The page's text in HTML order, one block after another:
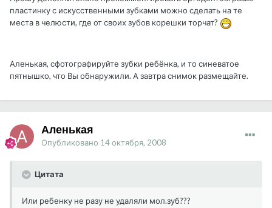
пластинку с искусственными зубками можно сделать на те
места в челюсти, где от своих зубов корешки торчат?
Аленькая, сфотографируйте зубки ребёнка, и то синеватое
пятнышко, что Вы обнаружили. А завтра снимок размещайте.
Аленькая
Опубликовано 14 октября, 2008
Цитата
Или ребенку не разу не удаляли мол.зуб???